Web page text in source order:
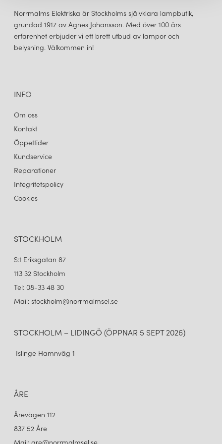
Norrmalms Elektriska är Stockholms självklara lampbutik,
grundad 1917 av Agnes Johansson. Med över 100 års
erfarenhet erbjuder vi ett brett utbud av lampor och
belysning. Välkommen in!
INFO
Om oss
Kontakt
Öppettider
Kundservice
Reparationer
Integritetspolicy
Cookies
STOCKHOLM
S:t Eriksgatan 87
113 32 Stockholm
Tel: 08-33 48 30
Mail: stockholm@norrmalmsel.se
STOCKHOLM – LIDINGÖ (ÖPPNAR 5 SEPT 2026)
Islinge Hamnväg 1
ÅRE
Årevägen 112
837 52 Åre
Mail: are@norrmalmsel.se